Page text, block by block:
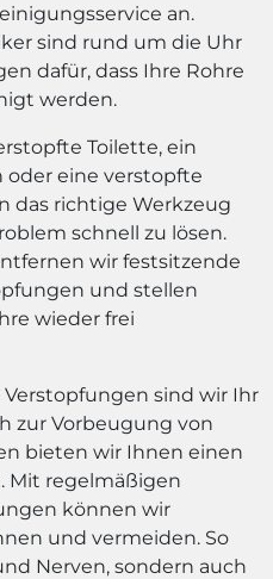
an.
sind rund um die Uhr
dafür, dass Ihre Rohre
werden.
Toilette, ein
oder eine verstopfte
das richtige Werkzeug
schnell zu lösen.
wir festsitzende
und stellen
wieder frei
sind wir Ihr
zur Vorbeugung von
bieten wir Ihnen einen
Mit regelmäßigen
können wir
und vermeiden. So
Nerven, sondern auch